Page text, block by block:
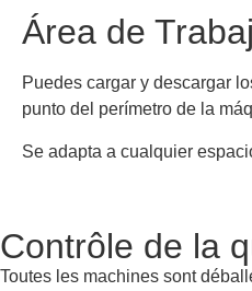
Área de
Puedes cargar y descargar
punto del perímetro de la
Se adapta a cualquier
Contrôle de la
Toutes les machines sont